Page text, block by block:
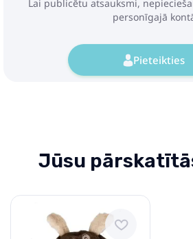
Lai publicētu atsauksmi,
personīgajā
Pieteikties
Jūsu